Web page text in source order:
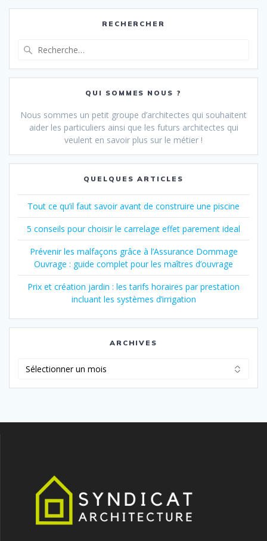
RECHERCHER
:
QUI SOMMES NOUS ?
Nous sommes un petit groupe d’architectes qui souhaitent
aider les particuliers ainsi que les futurs architectes qui
veulent en savoir plus sur le métier !
QUELQUES ARTICLES
Tout ce qu’il faut savoir avant de construire une piscine
5 conseils pour choisir le carrelage effet parement ideal
Prévenir les malfaçons grâce à l’Assurance Dommage
Ouvrage : guide complet pour les maîtres d’ouvrage
Prix et création jardin : les tarifs horaires par prestation
incluant les systèmes d’irrigation
ARCHIVES